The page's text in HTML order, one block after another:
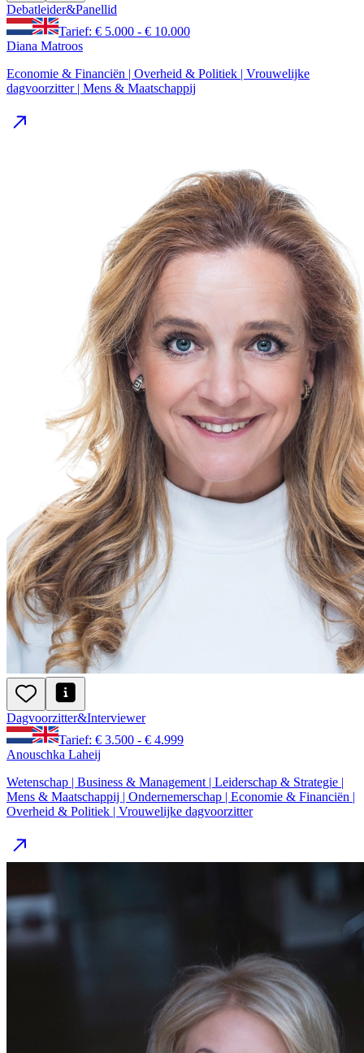
Debatleider&Panellid
Tarief: € 5.000 - € 10.000
Diana Matroos
Economie & Financiën | Overheid & Politiek | Vrouwelijke
dagvoorzitter | Mens & Maatschappij
Dagvoorzitter&Interviewer
Tarief: € 3.500 - € 4.999
Anouschka Laheij
Wetenschap | Business & Management | Leiderschap & Strategie |
Mens & Maatschappij | Ondernemerschap | Economie & Financiën |
Overheid & Politiek | Vrouwelijke dagvoorzitter